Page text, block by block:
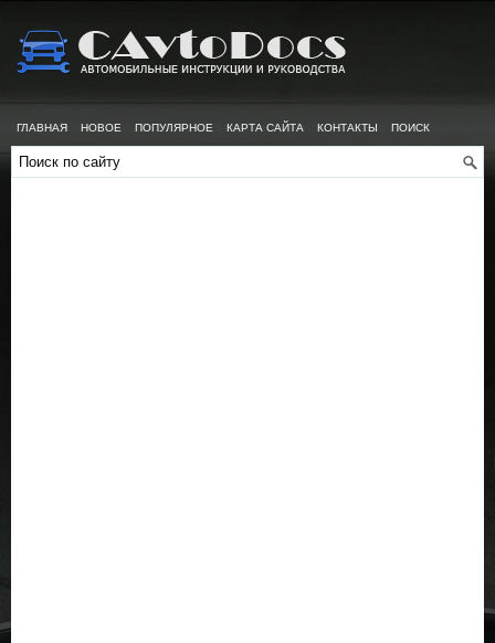
ГЛАВНАЯ НОВОЕ ПОПУЛЯРНОЕ КАРТА САЙТА КОНТАКТЫ ПОИСК